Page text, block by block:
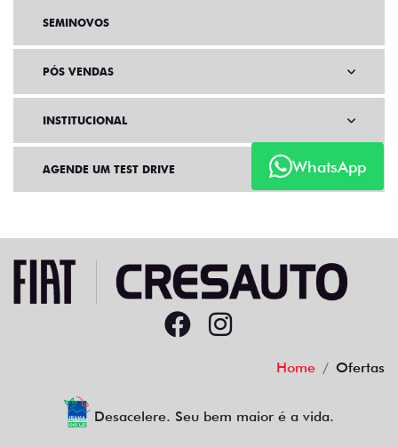
WhatsApp
SEMINOVOS
PÓS VENDAS
INSTITUCIONAL
AGENDE UM TEST DRIVE
Home Ofertas
Desacelere. Seu bem maior é a vida.